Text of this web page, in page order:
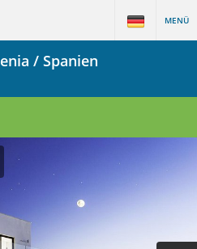
MENÜ
/ Spanien